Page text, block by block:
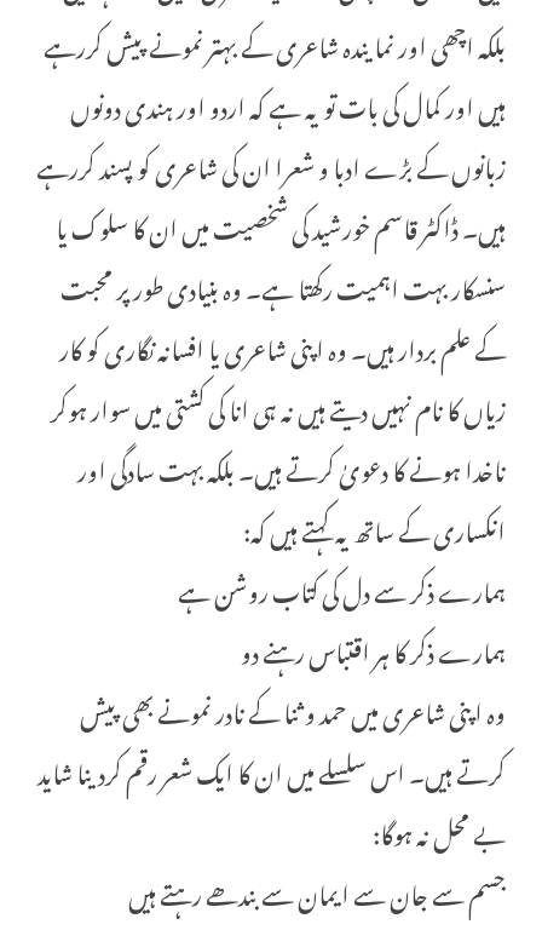
بلکہ اچھی اور نمایندہ شاعری کے بہتر نمونے پیش کررہے
ہیں اور کمال کی بات تو یہ ہے کہ اردو اور ہندی دونوں
زبانوں کے بڑے ادبا و شعرا ان کی شاعری کو پسند کررہے
ہیں۔ ڈاکٹر قاسم خورشید کی شخصیت میں ان کا سلوک یا
سنسکار بہت اہمیت رکھتا ہے۔ وہ بنیادی طور پر محبت
کے علم بردار ہیں۔ وہ اپنی شاعری یا افسانہ نگاری کو کار
زیاں کا نام نہیں دیتے ہیں نہ ہی انا کی کشتی میں سوار ہوکر
ناخدا ہونے کا دعویٰ کرتے ہیں۔ بلکہ بہت سادگی اور
انکساری کے ساتھ یہ کہتے ہیں کہ:
ہمارے ذکر سے دل کی کتاب روشن ہے
ہمارے ذکر کا ہر اقتباس رہنے دو
وہ اپنی شاعری میں حمد و ثنا کے نادر نمونے بھی پیش
کرتے ہیں۔ اس سلسلے میں ان کا ایک شعر رقم کردینا شاید
بے محل نہ ہوگا:
جسم سے جان سے ایمان سے بندھے رہتے ہیں